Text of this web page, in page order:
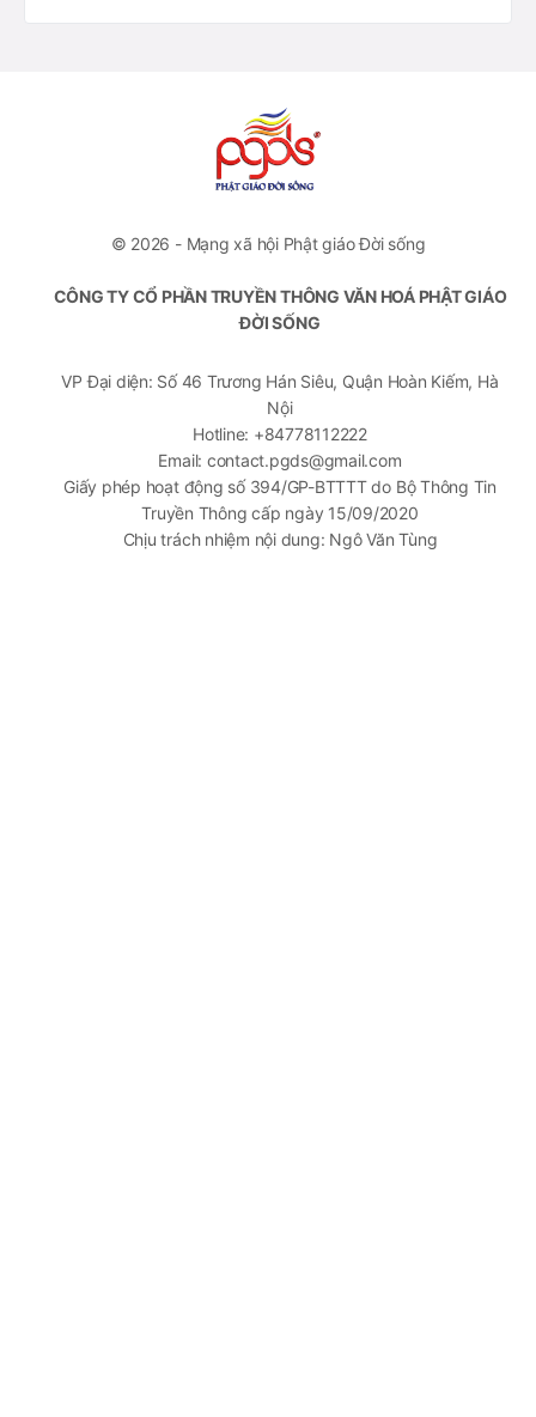
© 2026 - Mạng xã hội Phật giáo Đời sống
CÔNG TY CỔ PHẦN TRUYỀN THÔNG VĂN HOÁ PHẬT GIÁO
ĐỜI SỐNG
VP Đại diện: Số 46 Trương Hán Siêu, Quận Hoàn Kiếm, Hà
Nội
Hotline: +84778112222
Email: contact.pgds@gmail.com
Giấy phép hoạt động số 394/GP-BTTTT do Bộ Thông Tin
Truyền Thông cấp ngày 15/09/2020
Chịu trách nhiệm nội dung: Ngô Văn Tùng